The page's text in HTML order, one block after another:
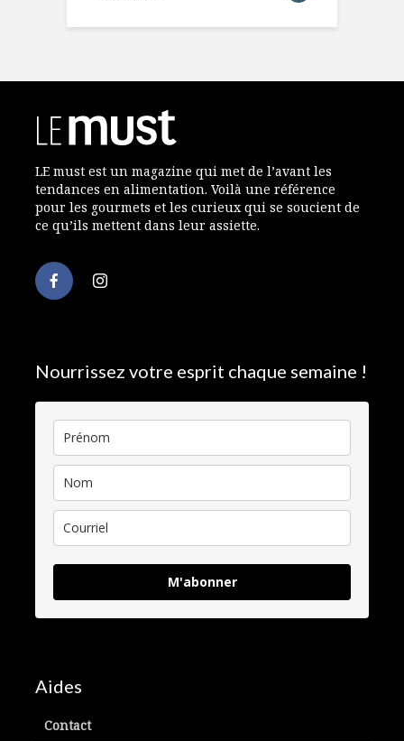
LE must est un magazine qui met de l’avant les
tendances en alimentation. Voilà une référence
pour les gourmets et les curieux qui se soucient de
ce qu’ils mettent dans leur assiette.
Nourrissez votre esprit chaque semaine !
M'abonner
Aides
Contact